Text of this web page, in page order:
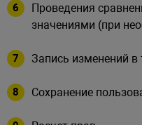
//
/**
*
Проведения
значениями (при
Запись изменений в
Сохранение